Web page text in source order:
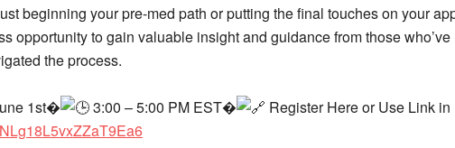
beginning your pre-med path or putting the final touches on your
opportunity to gain valuable insight and guidance from those who’ve
the process.
1st� 3:00 – 5:00 PM EST�
Register Here or Use Link in